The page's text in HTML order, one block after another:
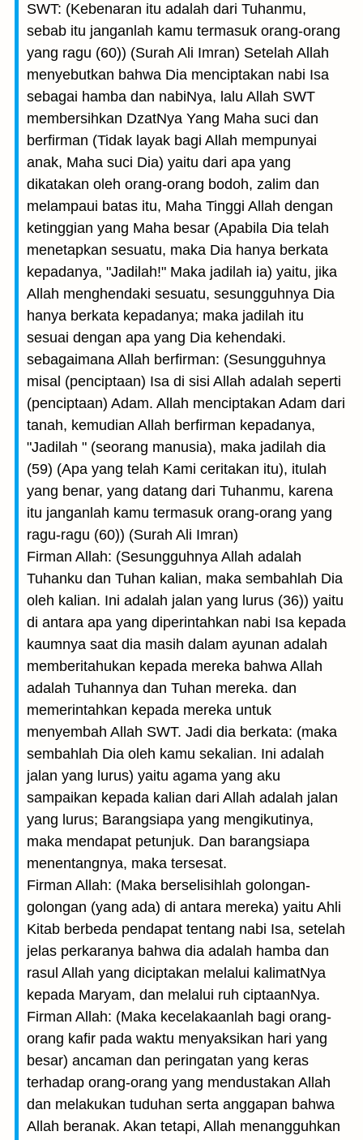
SWT: (Kebenaran itu adalah dari Tuhanmu,
sebab itu janganlah kamu termasuk orang-orang
yang ragu (60)) (Surah Ali Imran) Setelah Allah
menyebutkan bahwa Dia menciptakan nabi Isa
sebagai hamba dan nabiNya, lalu Allah SWT
membersihkan DzatNya Yang Maha suci dan
berfirman (Tidak layak bagi Allah mempunyai
anak, Maha suci Dia) yaitu dari apa yang
dikatakan oleh orang-orang bodoh, zalim dan
melampaui batas itu, Maha Tinggi Allah dengan
ketinggian yang Maha besar (Apabila Dia telah
menetapkan sesuatu, maka Dia hanya berkata
kepadanya, "Jadilah!" Maka jadilah ia) yaitu, jika
Allah menghendaki sesuatu, sesungguhnya Dia
hanya berkata kepadanya; maka jadilah itu
sesuai dengan apa yang Dia kehendaki.
sebagaimana Allah berfirman: (Sesungguhnya
misal (penciptaan) Isa di sisi Allah adalah seperti
(penciptaan) Adam. Allah menciptakan Adam dari
tanah, kemudian Allah berfirman kepadanya,
"Jadilah " (seorang manusia), maka jadilah dia
(59) (Apa yang telah Kami ceritakan itu), itulah
yang benar, yang datang dari Tuhanmu, karena
itu janganlah kamu termasuk orang-orang yang
ragu-ragu (60)) (Surah Ali Imran)
Firman Allah: (Sesungguhnya Allah adalah
Tuhanku dan Tuhan kalian, maka sem­bahlah Dia
oleh kalian. Ini adalah jalan yang lurus (36)) yaitu
di antara apa yang diperintahkan nabi Isa kepada
kaumnya saat dia masih dalam ayunan adalah
memberitahukan kepada mereka bahwa Allah
adalah Tuhannya dan Tuhan mereka. dan
memerintahkan kepada mereka untuk
menyembah Allah SWT. Jadi dia berkata: (maka
sembahlah Dia oleh kamu sekalian. Ini adalah
jalan yang lurus) yaitu agama yang aku
sampaikan kepada kalian dari Allah adalah jalan
yang lurus; Barangsiapa yang mengikutinya,
maka mendapat petunjuk. Dan barangsiapa
menentangnya, maka tersesat.
Firman Allah: (Maka berselisihlah golongan-
golongan (yang ada) di antara mereka) yaitu Ahli
Kitab berbeda pendapat tentang nabi Isa, setelah
jelas perkaranya bahwa dia adalah hamba dan
rasul Allah yang diciptakan melalui kalimatNya
kepada Maryam, dan melalui ruh ciptaanNya.
Firman Allah: (Maka kecelakaanlah bagi orang-
orang kafir pada waktu menyaksi­kan hari yang
besar) ancaman dan peringatan yang keras
terhadap orang-orang yang mendustakan Allah
dan melakukan tuduhan serta anggapan bahwa
Allah beranak. Akan tetapi, Allah menangguhkan